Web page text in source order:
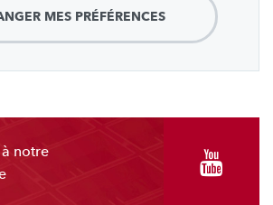
MES PRÉFÉRENCES
notre